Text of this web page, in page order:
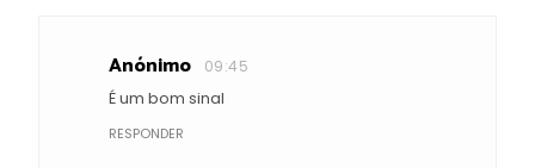
Anónimo 09:45
É um bom sinal
RESPONDER